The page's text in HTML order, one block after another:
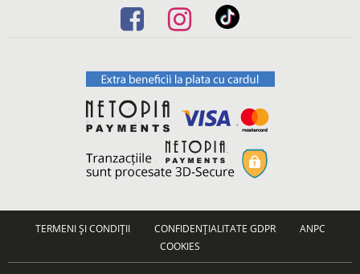
TERMENI ȘI CONDIȚII CONFIDENȚIALITATE GDPR
ANPC
COOKIES